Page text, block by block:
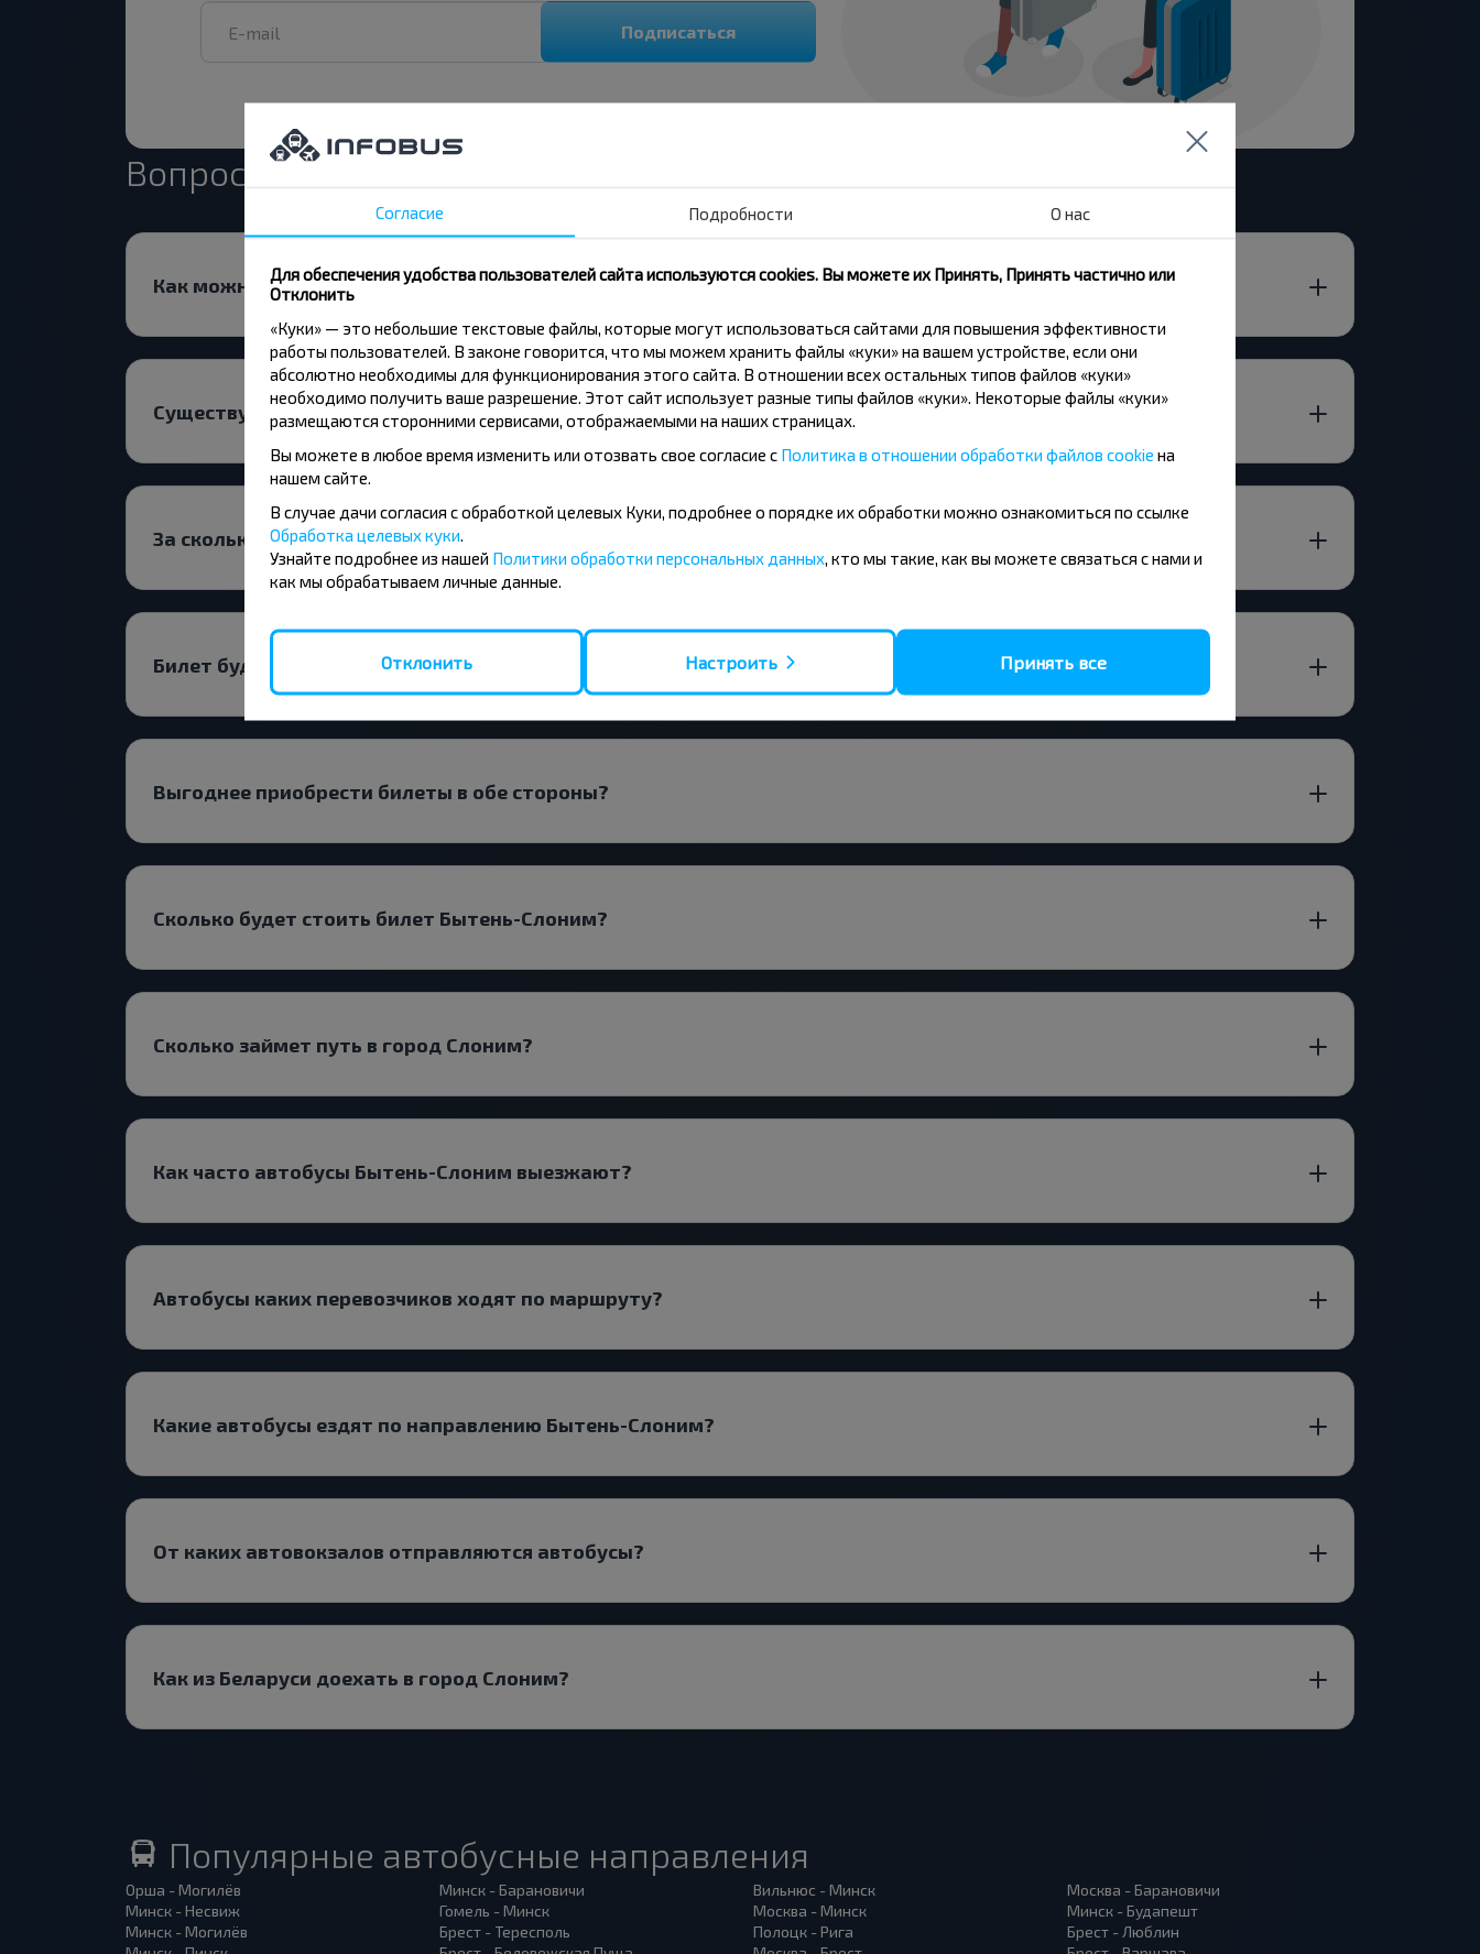
Подписаться
Вопрос - Ответ
Как можно купить билеты на автобус Бытень-Слоним?
Существуют ли какие-то ограничения на поездку?
За сколько времени до выезда искать билет Бытень-Слоним?
Билет будет дешевле на прямой рейс или с пересадками?
Выгоднее приобрести билеты в обе стороны?
Сколько будет стоить билет Бытень-Слоним?
Сколько займет путь в город Слоним?
Как часто автобусы Бытень-Слоним выезжают?
Автобусы каких перевозчиков ходят по маршруту?
Какие автобусы ездят по направлению Бытень-Слоним?
От каких автовокзалов отправляются автобусы?
Как из Беларуси доехать в город Слоним?
Популярные автобусные направления
Орша - Могилёв
Минск - Несвиж
Минск - Могилёв
Минск - Барановичи
Гомель - Минск
Брест - Тересполь
Вильнюс - Минск
Москва - Минск
Полоцк - Рига
Москва - Барановичи
Минск - Будапешт
Брест - Люблин
Согласие Подробности О нас
Для обеспечения удобства пользователей сайта используются cookies. Вы можете их Принять, Принять частично или
Отклонить
«Куки» — это небольшие текстовые файлы, которые могут использоваться сайтами для повышения эффективности
работы пользователей. В законе говорится, что мы можем хранить файлы «куки» на вашем устройстве, если они
абсолютно необходимы для функционирования этого сайта. В отношении всех остальных типов файлов «куки»
необходимо получить ваше разрешение. Этот сайт использует разные типы файлов «куки». Некоторые файлы «куки»
размещаются сторонними сервисами, отображаемыми на наших страницах.
Вы можете в любое время изменить или отозвать свое согласие с Политика в отношении обработки файлов cookie на
нашем сайте.
В случае дачи согласия с обработкой целевых Куки, подробнее о порядке их обработки можно ознакомиться по ссылке
Обработка целевых куки
Узнайте подробнее из нашей Политики обработки персональных данных , кто мы такие, как вы можете связаться с нами и
как мы обрабатываем личные данные.
Отклонить Настроить Принять все